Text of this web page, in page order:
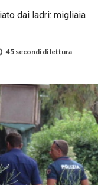
dai ladri: migliaia
45 secondi di lettura